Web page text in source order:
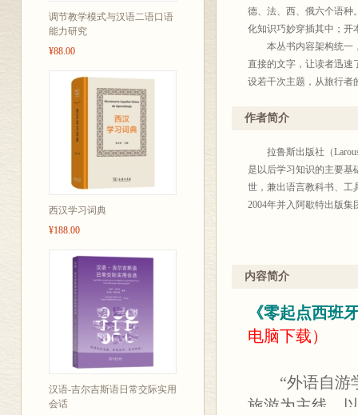
调节教学模式与汉语二语口语
能力研究
¥88.00
西汉学习词典
¥188.00
汉语-吉尔吉斯语日常交际实用
会话
德、法、西、俄六个语种
化知识巧妙穿插其中；开
本丛书内容架构统一，
直接的文字，让读者迅速
设若干次主题，从旅行者
目，帮助读者更好地理解
介绍。
本丛书注意突出各语种
语言的同时，深刻感受各
肴的好机会。
限，不当之处，还请各位
作者简介
拉鲁斯出版社（
是以后学习知识的主要基
世，兼出语言教科书、工
2004年并入阿歇特出版集
内容简介
《零起点西班
电脑下载）
“外语自游学
旅游为主线，